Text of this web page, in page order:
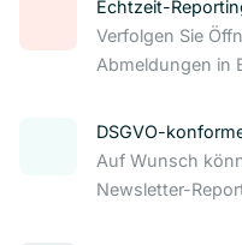
Echtzeit-
Verfolgen Sie
Abmeldungen in
DSGVO-
Auf Wunsch
Newsletter-